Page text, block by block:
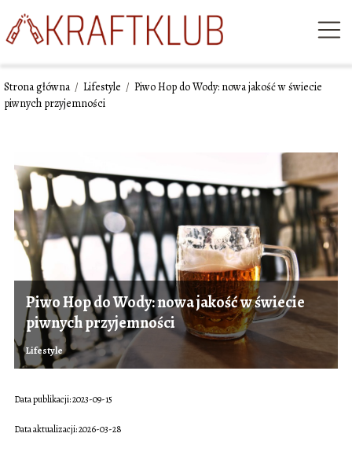
Strona główna / Lifestyle / Piwo Hop do Wody: nowa jakość w świecie
piwnych przyjemności
Piwo Hop do Wody: nowa jakość w świecie
piwnych przyjemności
Lifestyle
Data publikacji: 2023-09-15
Data aktualizacji: 2026-03-28